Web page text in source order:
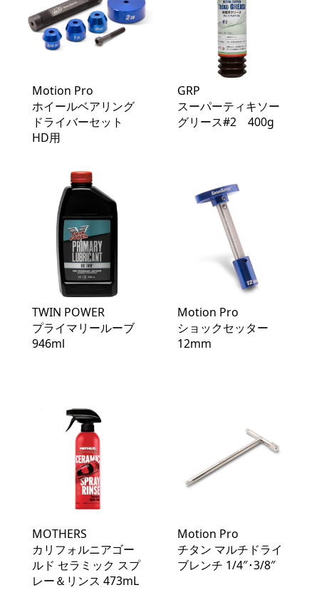
Motion Pro
ホイールベアリング
ドライバーセット
HD用
GRP
スーパーティキソー
グリース#2 400g
TWIN POWER
プライマリールーブ
946ml
Motion Pro
ショックセッター
12mm
MOTHERS
カリフォルニアゴー
ルド セラミック スプ
レー＆リンス 473mL
Motion Pro
チタン マルチドライ
ブレンチ 1/4″･3/8″